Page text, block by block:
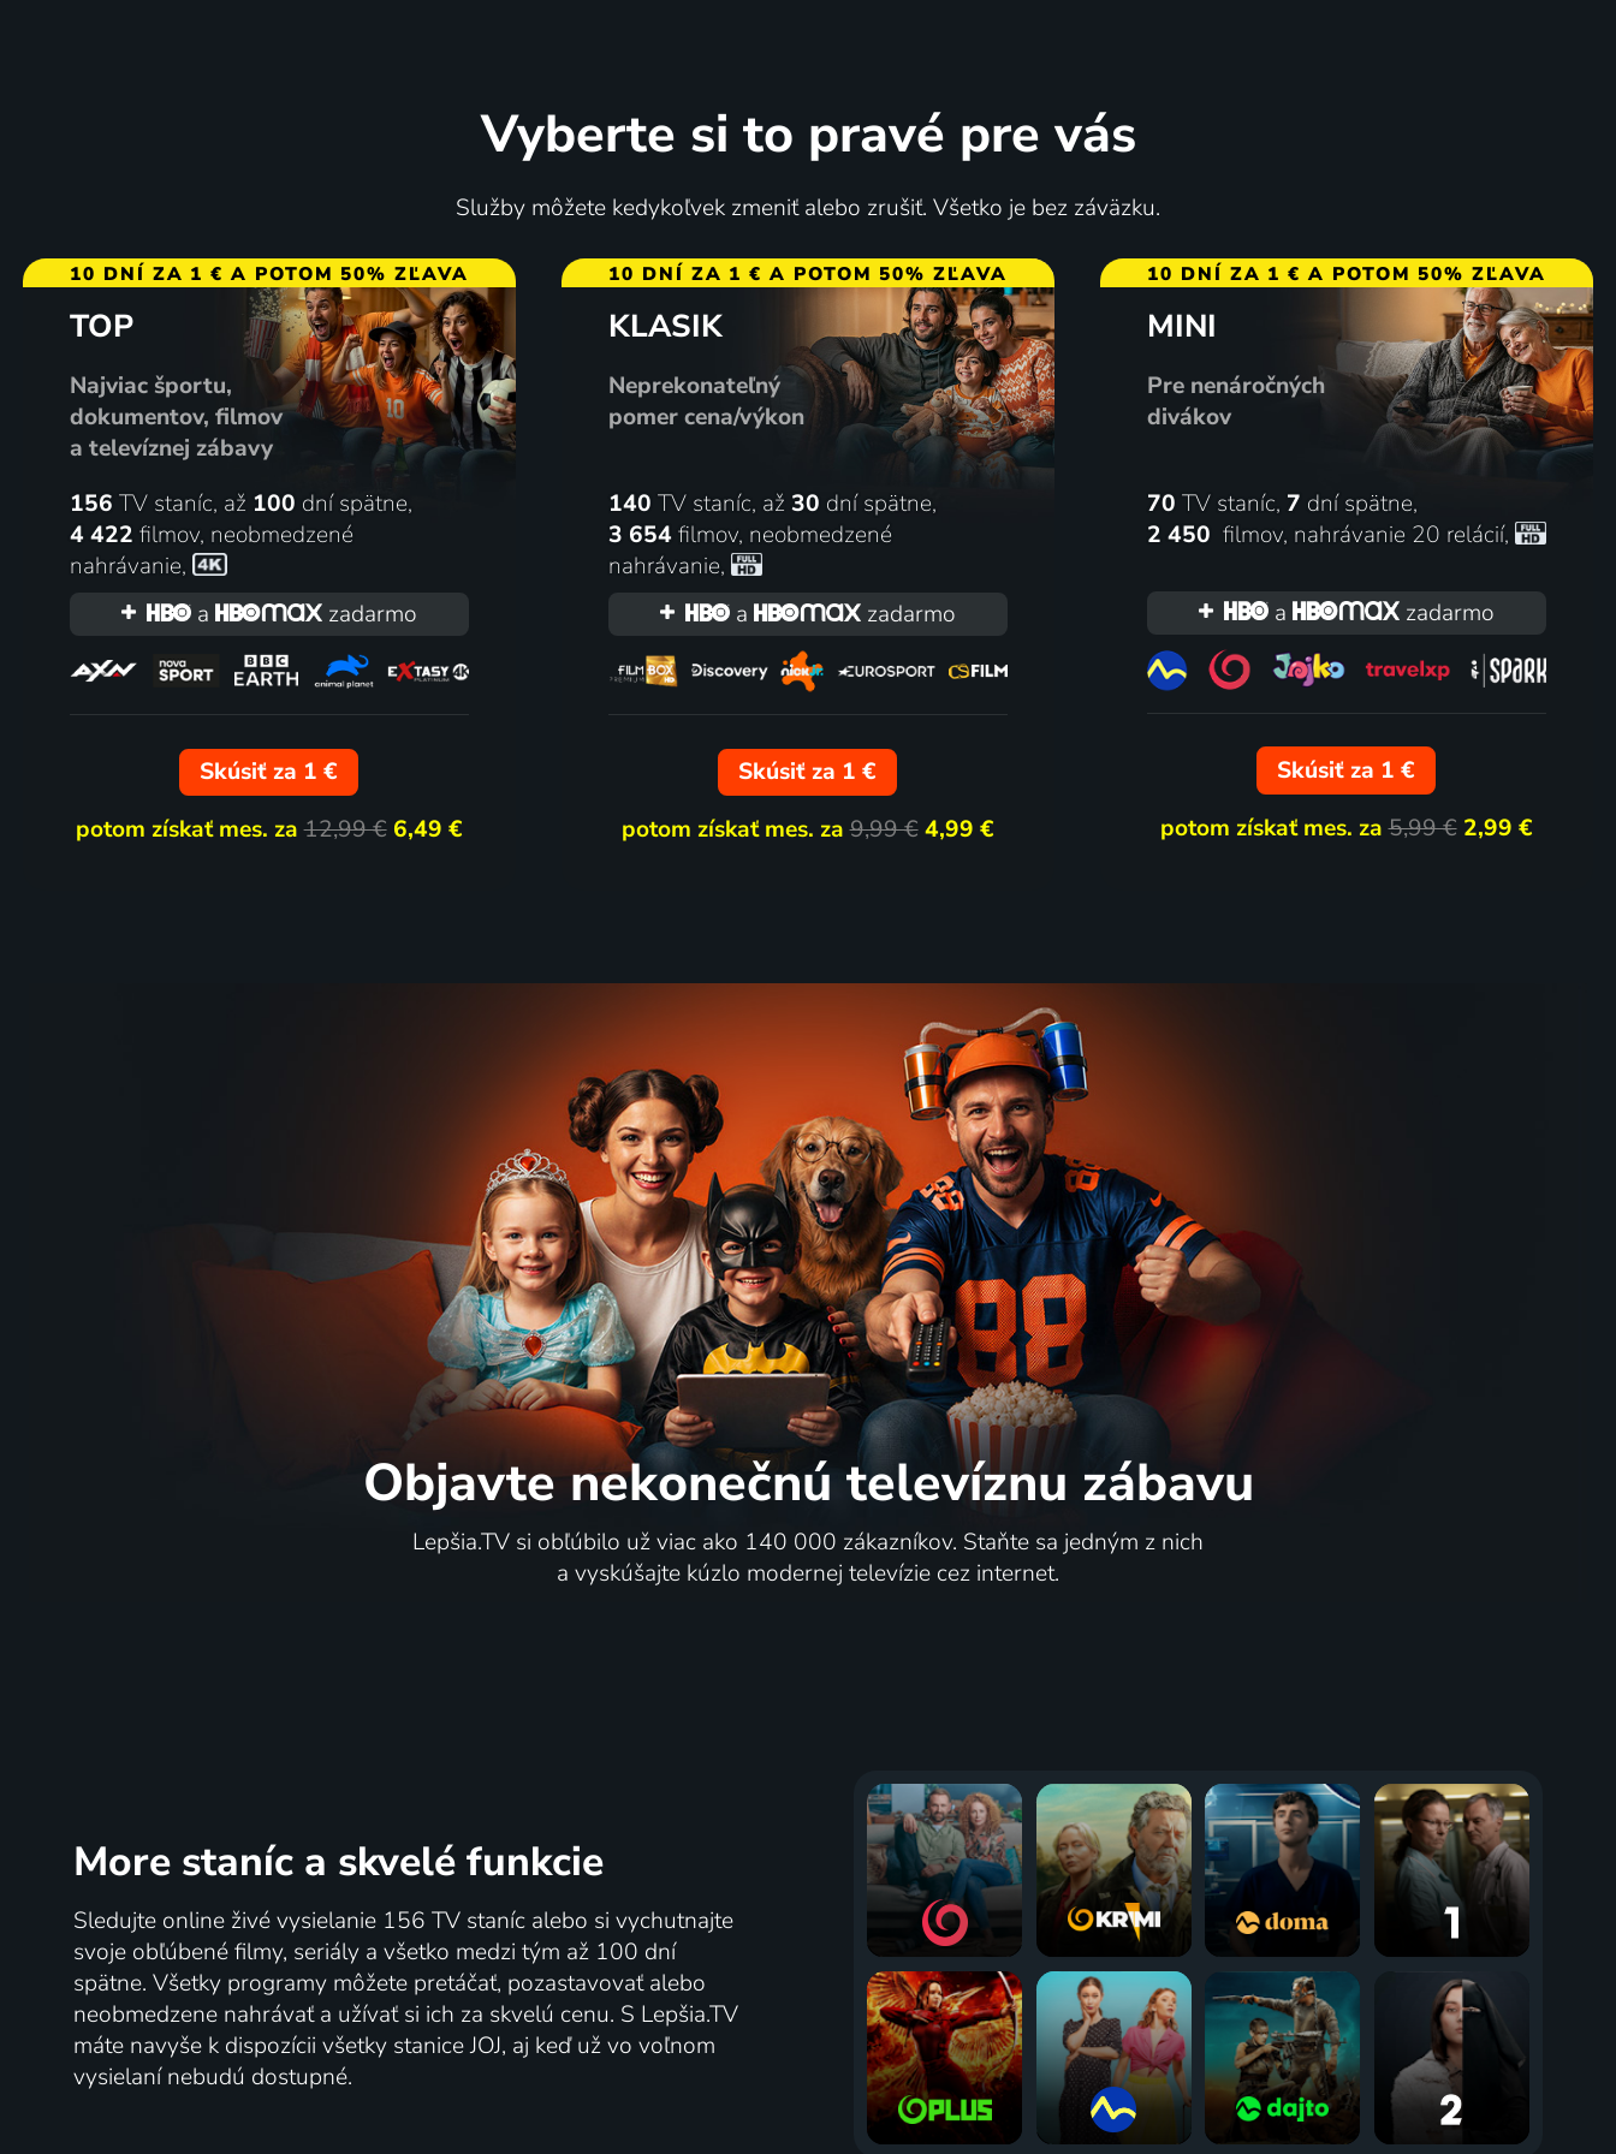
Země nikoho Úzká cesta na daleký sever
71%
Šoférka
2024 | Ukrajina, Francúzsko, Nemecko, Švajčiarsko, Island, Švédsko, Nórsko, Fínsko, Dánsko | Dráma, Vojnový
7 dielov
Sympatizant
2024 | USA | Historický, Dráma, Komédia, Thriller, Vojnový
6 dielov
Láska a vojna v Singapure V tieni vlkov
1971 | Československo | Thriller, Dráma, Vojnový
6 dielov
Vyberte si to pravé pre vás
Služby môžete kedykoľvek zmeniť alebo zrušiť. Všetko je bez záväzku.
10 DNÍ ZA 1 € A POTOM 50% ZĽAVA
TOP
Najviac športu,
dokumentov, filmov
a televíznej zábavy
156 TV staníc, až 100 dní spätne,
4 422 filmov, neobmedzené
nahrávanie,
a
zadarmo
Skúsiť za 1 €
potom získať mes. za12,99 € 6,49 €
10 DNÍ ZA 1 € A POTOM 50% ZĽAVA
KLASIK
Neprekonateľný
pomer cena/výkon
140 TV staníc, až 30 dní spätne,
3 654 filmov, neobmedzené
nahrávanie,
a
zadarmo
Skúsiť za 1 €
potom získať mes. za9,99 € 4,99 €
10 DNÍ ZA 1 € A POTOM 50% ZĽAVA
MINI
Pre nenáročných
divákov
70 TV staníc, 7 dní spätne,
2 450 filmov, nahrávanie 20 relácií,
a zadarmo
Skúsiť za 1 €
potom získať mes. za5,99 € 2,99 €
Objavte nekonečnú televíznu zábavu
Lepšia.TV si obľúbilo už viac ako 140 000 zákazníkov. Staňte sa jedným z nich
a vyskúšajte kúzlo modernej televízie cez internet.
More staníc a skvelé funkcie
Sledujte online živé vysielanie 156 TV staníc alebo si vychutnajte
svoje obľúbené filmy, seriály a všetko medzi tým až 100 dní
spätne. Všetky programy môžete pretáčať, pozastavovať alebo
neobmedzene nahrávať a užívať si ich za skvelú cenu. S Lepšia.TV
máte navyše k dispozícii všetky stanice JOJ, aj keď už vo voľnom
vysielaní nebudú dostupné.